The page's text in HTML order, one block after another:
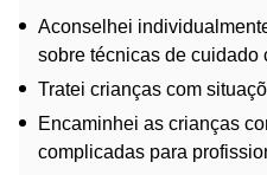
Aconselhei
sobre técnicas de cuidado
Tratei crianças com
Encaminhei as crianças
complicadas para